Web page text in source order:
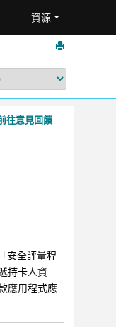
資源
往意見回饋
安全評量程
持卡人資
應用程式應